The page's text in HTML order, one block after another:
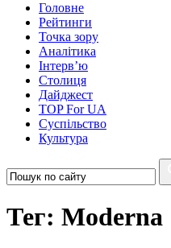
Головне
Рейтинги
Точка зору
Аналітика
Інтерв’ю
Столиця
Дайджест
TOP For UA
Суспiльство
Культура
Тег: Moderna